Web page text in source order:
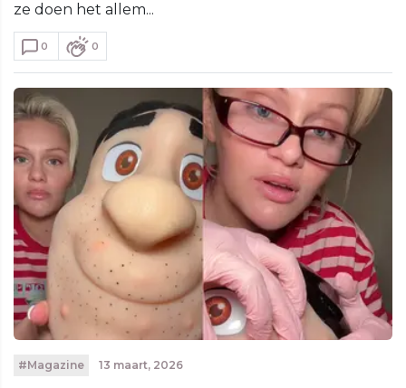
ze doen het allem...
0 0
#Magazine 13 maart, 2026